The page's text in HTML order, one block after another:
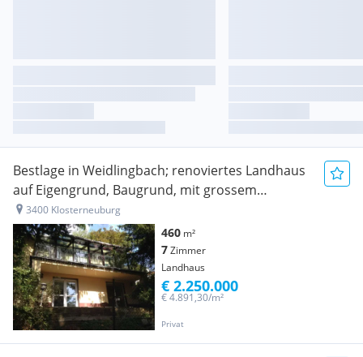
Bestlage in Weidlingbach; renoviertes Landhaus
auf Eigengrund, Baugrund, mit grossem
Wintergarten und herrlichem Altbaumbestand
3400 Klosterneuburg
460 m²
7Zimmer
Landhaus
Privat
€ 4.891,30/m²
€ 2.250.000